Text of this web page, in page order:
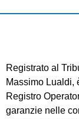
Registrato al
Massimo Lualdi,
Registro
garanzie nelle